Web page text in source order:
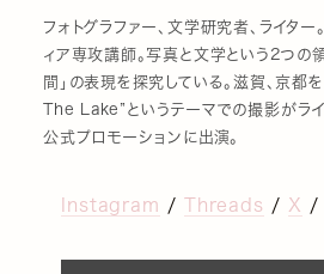
フォトグラファー、文学研究者、ライタ
ィア専攻講師。写真と文学という2つの
間」の表現を探究している。滋賀、京都
The Lake”というテーマでの撮影がラ
公式プロモーションに出演。
Instagram / Threads / X /